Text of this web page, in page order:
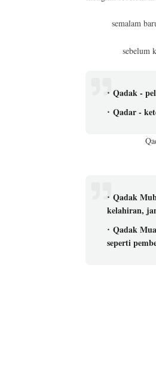
semalam
sebelum
Qadak -
Qadar -
Qadak
kelahiran,
Qadak
seperti